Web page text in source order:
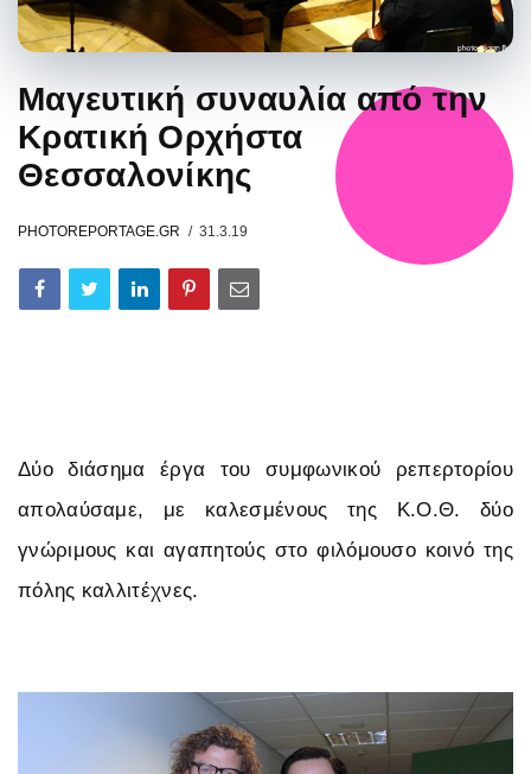
Μαγευτική συναυλία από την
Κρατική Ορχήστα
Θεσσαλονίκης
PHOTOREPORTAGE.GR 31.3.19
Δύο διάσημα έργα του συμφωνικού ρεπερτορίου
απολαύσαμε, με καλεσμένους της Κ.Ο.Θ. δύο
γνώριμους και αγαπητούς στο φιλόμουσο κοινό της
πόλης καλλιτέχνες.